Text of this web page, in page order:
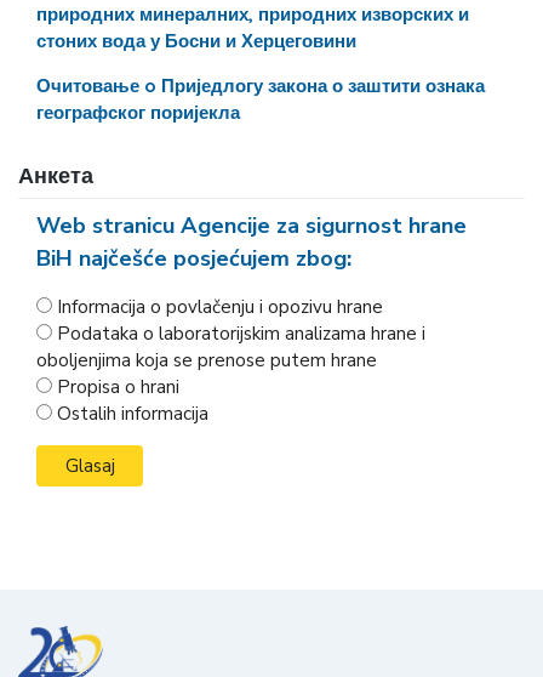
природних минералних, природних изворских и
стоних вода у Босни и Херцеговини
Очитовање o Приједлогу закона о заштити ознака
географског поријекла
Анкета
Web stranicu Agencije za sigurnost hrane
BiH najčešće posjećujem zbog:
Informacija o povlačenju i opozivu hrane
Podataka o laboratorijskim analizama hrane i
oboljenjima koja se prenose putem hrane
Propisa o hrani
Ostalih informacija